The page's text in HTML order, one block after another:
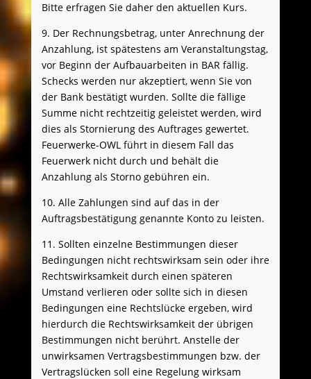
Bitte erfragen Sie daher den aktuellen Kurs.
9. Der Rechnungsbetrag, unter Anrechnung der
Anzahlung, ist spätestens am Veranstaltungstag,
vor Beginn der Aufbauarbeiten in BAR fällig.
Schecks werden nur akzeptiert, wenn Sie von
der Bank bestätigt wurden. Sollte die fällige
Summe nicht rechtzeitig geleistet werden, wird
dies als Stornierung des Auftrages gewertet.
Feuerwerke-OWL führt in diesem Fall das
Feuerwerk nicht durch und behält die
Anzahlung als Storno gebühren ein.
10. Alle Zahlungen sind auf das in der
Auftragsbestätigung genannte Konto zu leisten.
11. Sollten einzelne Bestimmungen dieser
Bedingungen nicht rechtswirksam sein oder ihre
Rechtswirksamkeit durch einen späteren
Umstand verlieren oder sollte sich in diesen
Bedingungen eine Rechtslücke ergeben, wird
hierdurch die Rechtswirksamkeit der übrigen
Bestimmungen nicht berührt. Anstelle der
unwirksamen Vertragsbestimmungen bzw. der
Vertragslücken soll eine Regelung wirksam